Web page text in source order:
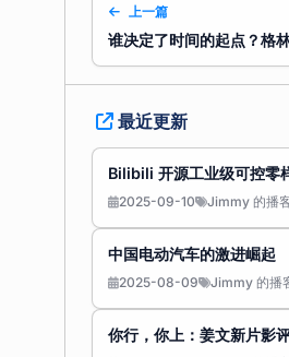
上一篇
谁决定了时间的起点？格
最近更新
Bilibili 开源工业级可控零
2025-09-10 Jimmy 的播
中国电动汽车的激进崛起
2025-08-09 Jimmy 的播
你行，你上：姜文新片影